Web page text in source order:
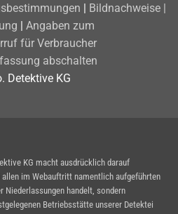
| Bildnachweise |
| Angaben zum
für Verbraucher
abschalten
Detektive KG
KG macht ausdrücklich darauf
im Webauftritt namentlich aufgeführten
Niederlassungen handelt, sondern
Betriebsstätte unserer Detektei